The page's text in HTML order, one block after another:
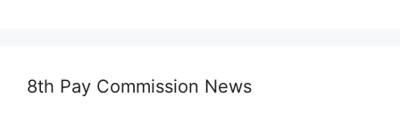
8th Pay Commission News